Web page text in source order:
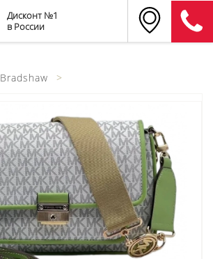
Дисконт №1
в России
Bradshaw